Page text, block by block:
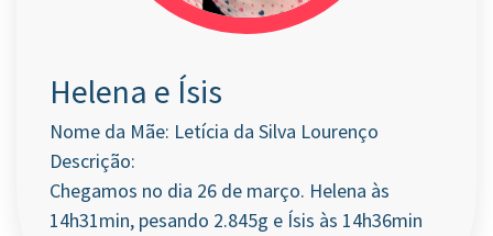
Helena e Ísis
Nome da Mãe: Letícia da Silva Lourenço
Descrição:
Chegamos no dia 26 de março. Helena às
14h31min, pesando 2.845g e Ísis às 14h36min